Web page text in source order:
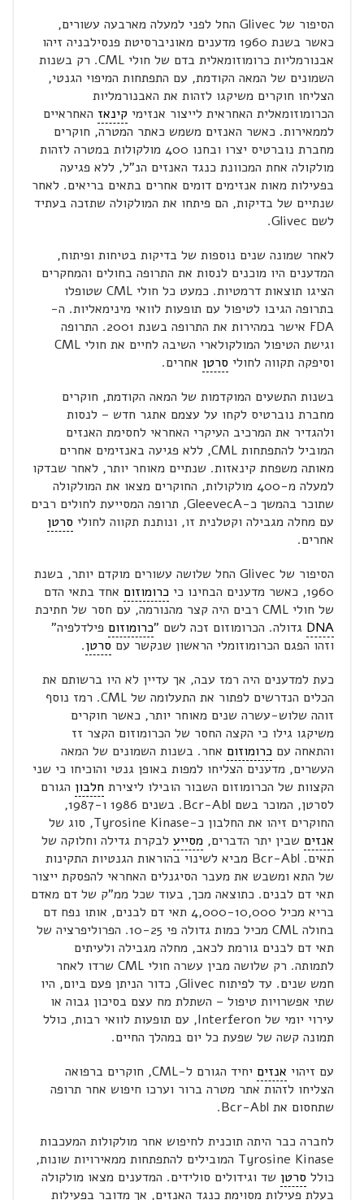
הסיפור של Glivec החל לפני למעלה מארבעה עשורים,
כאשר בשנת 1960 מדענים מאוניברסיטת פנסילבניה זיהו
אבנורמליות כרומוזומאלית בדם של חולי CML. רק בשנות
השמונים של המאה הקודמת, עם התפתחות המיפוי הגנטי,
הצליחו חוקרים משיקגו לזהות את האבנורמליות
הכרומוזומאלית האחראית לייצור אנזימי קינאז האחראיים
לממאירות. כאשר האנזים משמש כאתר המטרה, חוקרים
מחברת נוברטיס יצרו ובחנו 400 מולקולות במטרה לזהות
מולקולה אחת המכוונת כנגד האנזים הנ"ל, ללא פגיעה
בפעילות מאות אנזימים דומים אחרים בתאים בריאים. לאחר
שנתיים של בדיקות, הם פיתחו את המולקולה שתזכה בעתיד
לשם Glivec.
לאחר שמונה שנים נוספות של בדיקות בטיחות ופיתוח,
המדענים היו מוכנים לנסות את התרופה בחולים והמחקרים
הציגו תוצאות דרמטיות. כמעט כל חולי CML שטופלו
בתרופה הגיבו לטיפול עם תופעות לוואי מינימאליות. ה-
FDA אישר במהירות את התרופה בשנת 2001. התרופה
וגישת הטיפול המולקולארי השיבה לחיים את חולי CML
וסיפקה תקווה לחולי סרטן אחרים.
בשנות התשעים המוקדמות של המאה הקודמת, חוקרים
מחברת נוברטיס לקחו על עצמם אתגר חדש – לנסות
ולהגדיר את המרכיב העיקרי האחראי לחסימת האנזים
המוביל להתפתחות CML, ללא פגיעה באנזימים אחרים
מאותה משפחת קינאזות. שנתיים מאוחר יותר, לאחר שבדקו
למעלה מ-400 מולקולות, החוקרים מצאו את המולקולה
שתוכר בהמשך כ-GleevecA, תרופה המסייעת לחולים רבים
עם מחלה מגבילה וקטלנית זו, ונותנת תקווה לחולי סרטן
אחרים.
הסיפור של Glivec החל שלושה עשורים מוקדם יותר, בשנת
1960, כאשר מדענים הבחינו כי
כרומוזום אחד בתאי הדם
של חולי CML רבים היה קצר מהנורמה, עם חסר של חתיכת
DNA גדולה. הכרומוזום זכה לשם "כרומוזום פילדלפיה"
וזהו הפגם הכרומוזומלי הראשון שנקשר עם סרטן.
כעת למדענים היה רמז עבה, אך עדיין לא היו ברשותם את
הכלים הנדרשים לפתור את התעלומה של CML. רמז נוסף
זוהה שלוש-עשרה שנים מאוחר יותר, כאשר חוקרים
משיקגו גילו כי הקצה החסר של הכרומוזום הקצר זז
והתאחה עם כרומוזום אחר. בשנות השמונים של המאה
העשרים, מדענים הצליחו למפות באופן גנטי והוכיחו כי שני
הקצוות של הכרומוזום השבור הובילו ליצירת חלבון הגורם
לסרטן, המוכר בשם Bcr-Abl. בשנים 1986 ו-1987,
החוקרים זיהו את החלבון כ-Tyrosine Kinase, סוג של
אנזים שבין יתר הדברים, מסייע לבקרת גדילה וחלוקה של
תאים. Bcr-Abl מביא לשינוי בהוראות הגנטיות התקינות
של התא ומשבש את מעבר הסיגנלים האחראי להפסקת ייצור
תאי דם לבנים. כתוצאה מכך, בעוד שכל ממ"ק של דם מאדם
בריא מכיל 4,000-10,000 תאי דם לבנים, אותו נפח דם
בחולה CML מכיל כמות גדולה פי 10-25. הפרוליפרציה של
תאי דם לבנים גורמת לכאב, מחלה מגבילה ולעיתים
לתמותה. רק שלושה מבין עשרה חולי CML שרדו לאחר
חמש שנים. עד לפיתוח Glivec, כדור הניתן פעם ביום, היו
שתי אפשרויות טיפול – השתלת מח עצם בסיכון גבוה או
עירוי יומי של Interferon, עם תופעות לוואי רבות, כולל
תמונה קשה של שפעת כל יום במהלך החיים.
עם זיהוי אנזים
יחיד הגורם ל-CML, חוקרים ברפואה
הצליחו לזהות אתר מטרה ברור וערכו חיפוש אחר תרופה
שתחסום את Bcr-Abl.
לחברה כבר היתה תוכנית לחיפוש אחר מולקולות המעכבות
Tyrosine Kinase המובילים להתפתחות ממאירויות שונות,
כולל סרטן שד וגידולים סולידים. המדענים מצאו מולקולה
בעלת פעילות מסוימת כנגד האנזים, אך מדובר בפעילות